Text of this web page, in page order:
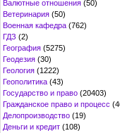
Валютные отношения (50)
Ветеринария (50)
Военная кафедра (762)
ГДЗ (2)
География (5275)
Геодезия (30)
Геология (1222)
Геополитика (43)
Государство и право (20403)
Гражданское право и процесс
Делопроизводство (19)
Деньги и кредит (108)